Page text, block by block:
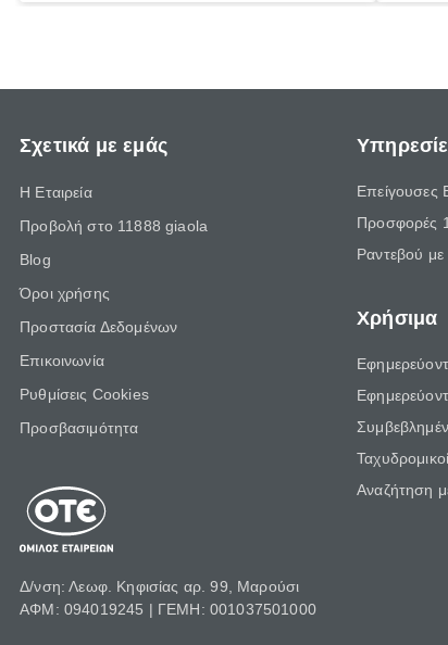
Σχετικά με εμάς
Η Εταιρεία
Προβολή στο 11888 giaola
Blog
Όροι χρήσης
Προστασία Δεδομένων
Επικοινωνία
Ρυθμίσεις Cookies
Προσβασιμότητα
Δ/νση: Λεωφ. Κηφισίας αρ. 99, Μαρούσι
ΑΦΜ: 094019245 | ΓΕΜΗ: 001037501000
Επείγουσες
Προσφορές
Ραντεβού με
Χρήσιμα
Αναζήτηση